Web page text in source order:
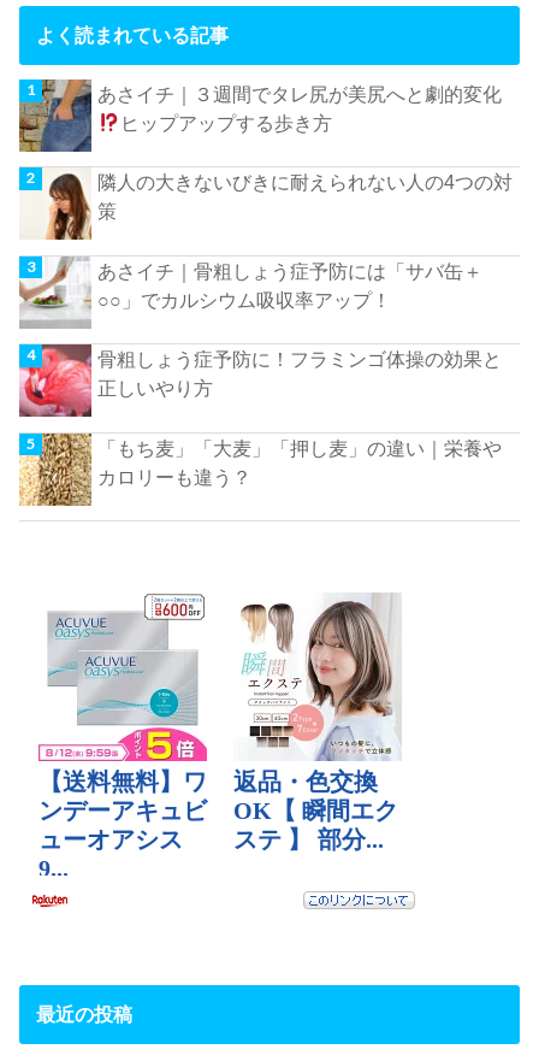
よく読まれている記事
あさイチ｜３週間でタレ尻が美尻へと劇的変化
ヒップアップする歩き方
隣人の大きないびきに耐えられない人の4つの対
策
あさイチ｜骨粗しょう症予防には「サバ缶＋
○○」でカルシウム吸収率アップ！
骨粗しょう症予防に！フラミンゴ体操の効果と
正しいやり方
「もち麦」「大麦」「押し麦」の違い｜栄養や
カロリーも違う？
最近の投稿